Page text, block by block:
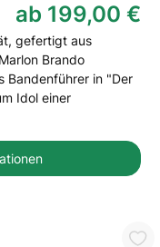
ab 199,00 €
gefertigt aus
Brando
Bandenführer in "Der
Idol einer